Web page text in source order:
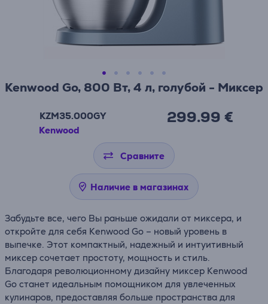
Kenwood Go, 800 Вт, 4 л, голубой - Миксер
KZM35.000GY
Kenwood
299.99 €
Сравните
Наличие в магазинах
Забудьте все, чего Вы раньше ожидали от миксера, и
откройте для себя Kenwood Go – новый уровень в
выпечке. Этот компактный, надежный и интуитивный
миксер сочетает простоту, мощность и стиль.
Благодаря революционному дизайну миксер Kenwood
Go станет идеальным помощником для увлеченных
кулинаров, предоставляя больше пространства для